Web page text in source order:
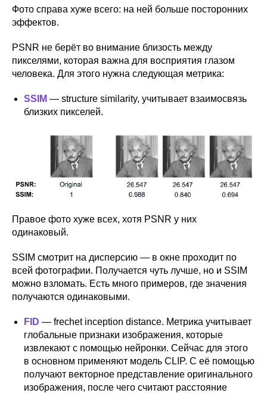
Фото справа хуже всего: на ней больше посторонних
эффектов.
PSNR не берёт во внимание близость между
пикселями, которая важна для восприятия глазом
человека. Для этого нужна следующая метрика:
SSIM — structure similarity, учитывает взаимосвязь
близких пикселей.
Правое фото хуже всех, хотя PSNR у них
одинаковый.
SSIM смотрит на дисперсию — в окне проходит по
всей фотографии. Получается чуть лучше, но и SSIM
можно взломать. Есть много примеров, где значения
получаются одинаковыми.
FID — frechet inception distance. Метрика учитывает
глобальные признаки изображения, которые
извлекают с помощью нейронки. Сейчас для этого
в основном применяют модель CLIP. С её помощью
получают векторное представление оригинального
изображения, после чего считают расстояние